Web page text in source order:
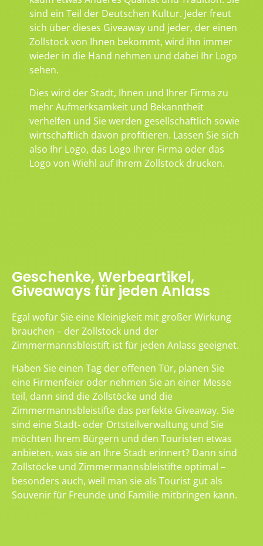
sind ein Teil der Deutschen Kultur. Jeder freut
sich über dieses Giveaway und jeder, der einen
Zollstock von Ihnen bekommt, wird ihn immer
wieder in die Hand nehmen und dabei Ihr Logo
sehen.
Dies wird der Stadt, Ihnen und Ihrer Firma zu
mehr Aufmerksamkeit und Bekanntheit
verhelfen und Sie werden gesellschaftlich sowie
wirtschaftlich davon profitieren. Lassen Sie sich
also Ihr Logo, das Logo Ihrer Firma oder das
Logo von Wiehl auf Ihrem Zollstock drucken.
Geschenke, Werbeartikel,
Giveaways für jeden Anlass
Egal wofür Sie eine Kleinigkeit mit großer Wirkung
brauchen – der Zollstock und der
Zimmermannsbleistift ist für jeden Anlass geeignet.
Haben Sie einen Tag der offenen Tür, planen Sie
eine Firmenfeier oder nehmen Sie an einer Messe
teil, dann sind die Zollstöcke und die
Zimmermannsbleistifte das perfekte Giveaway. Sie
sind eine Stadt- oder Ortsteilverwaltung und Sie
möchten Ihrem Bürgern und den Touristen etwas
anbieten, was sie an Ihre Stadt erinnert? Dann sind
Zollstöcke und Zimmermannsbleistifte optimal –
besonders auch, weil man sie als Tourist gut als
Souvenir für Freunde und Familie mitbringen kann.